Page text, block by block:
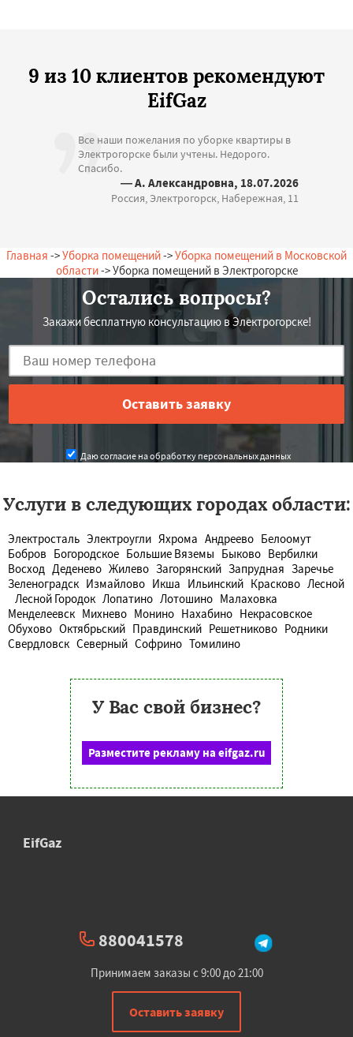
9 из 10 клиентов рекомендуют
EifGaz
Все наши пожелания по уборке квартиры в
Электрогорске были учтены. Недорого.
Спасибо.
— А. Александровна, 18.07.2026
Россия, Электрогорск, Набережная, 11
Главная ->Уборка помещений->Уборка помещений в Московской
области-> Уборка помещений в Электрогорске
Остались вопросы?
Закажи бесплатную консультацию в Электрогорске!
Даю согласие на обработку персональных данных
Услуги в следующих городах области:
Электросталь Электроугли Яхрома Андреево Белоомут
Бобров Богородское Большие Вяземы Быково Вербилки
Восход Деденево Жилево Загорянский Запрудная Заречье
Зеленоградск Измайлово Икша Ильинский Красково Лесной
Лесной Городок Лопатино Лотошино Малаховка
Менделеевск Михнево Монино Нахабино Некрасовское
Обухово Октябрьский Правдинский Решетниково Родники
Свердловск Северный Софрино Томилино
У Вас свой бизнес?
Разместите рекламу на eifgaz.ru
EifGaz
880041578
Принимаем заказы с 9:00 до 21:00
Оставить заявку